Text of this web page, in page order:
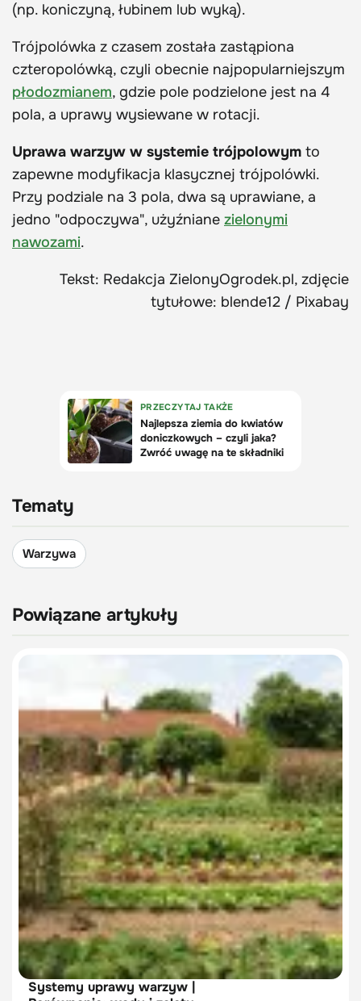
(np. koniczyną, łubinem lub wyką).
Trójpolówka z czasem została zastąpiona
czteropolówką, czyli obecnie najpopularniejszym
płodozmianem, gdzie pole podzielone jest na 4
pola, a uprawy wysiewane w rotacji.
Uprawa warzyw w systemie trójpolowym to
zapewne modyfikacja klasycznej trójpolówki.
Przy podziale na 3 pola, dwa są uprawiane, a
jedno "odpoczywa", użyźniane zielonymi
nawozami.
Tekst: Redakcja ZielonyOgrodek.pl, zdjęcie
tytułowe: blende12 / Pixabay
Tematy
Warzywa
Powiązane artykuły
Systemy uprawy warzyw |